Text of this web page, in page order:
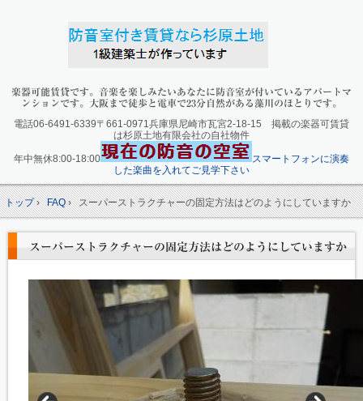
楽器可能賃貸です。音楽を楽しみたいあなたに防音室が付いているアパートマ
ンションです。大阪まで徒歩と電車で23分自然がある藻川のほとりです。
電話06-6491-6339〒661-0971兵庫県尼崎市瓦宮2-18-15 掲載の楽器可賃貸
は杉原土地有限会社の自社物件
年中無休8:00-18:00
スマートフォンに演奏
した楽曲を入れてご見学下さい
トップ› FAQ› スーパーストラクチャーの固定方法はどのようにしていますか
スーパーストラクチャーの固定方法はどのようにしていますか